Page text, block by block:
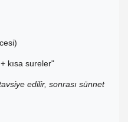
kısa sureler"
edilir, sonrası sünnet